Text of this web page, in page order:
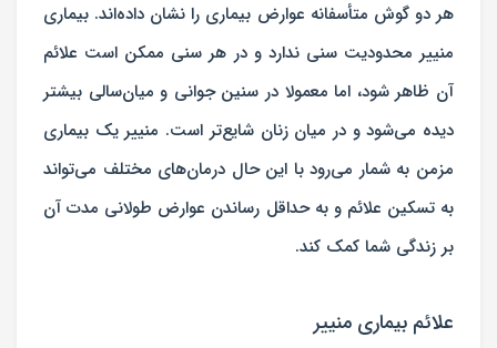
هر دو گوش متأسفانه عوارض بیماری را نشان داده‌اند. بیماری
منییر محدودیت سنی ندارد و در هر سنی ممکن است علائم
آن ظاهر شود، اما معمولا در سنین جوانی و میان‌سالی بیشتر
دیده می‌شود و در میانزنانشایع‌تر است. منییر یک بیماری
مزمن به‌ شمار می‌رود با این حال درمان‌های مختلف می‌تواند
به تسکین علائم و به حداقل رساندن عوارض طولانی مدت آن
بر زندگی شما کمک کند.
علائم بیماری منییر